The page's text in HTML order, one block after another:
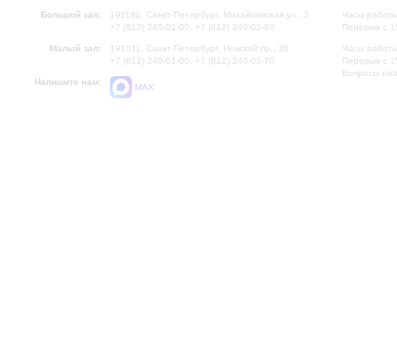
Большой зал:
191186, Санкт-Петербург, Михайловская ул., 2
+7 (812) 240-01-00, +7 (812) 240-01-80
Малый зал:
191011, Санкт-Петербург, Невский пр., 30
+7 (812) 240-01-00, +7 (812) 240-01-70
Напишите нам:
MAX
Часы
Перерыв с
Часы
Перерыв с
Вопросы